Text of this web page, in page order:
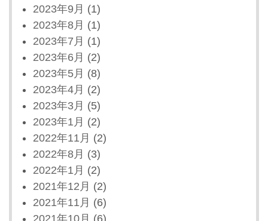
2023年9月 (1)
2023年8月 (1)
2023年7月 (1)
2023年6月 (2)
2023年5月 (8)
2023年4月 (2)
2023年3月 (5)
2023年1月 (2)
2022年11月 (2)
2022年8月 (3)
2022年1月 (2)
2021年12月 (2)
2021年11月 (6)